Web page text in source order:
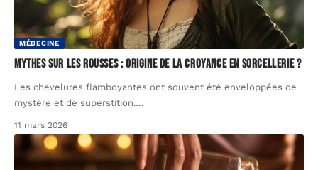
MÉDECINE
Mythes sur les rousses : origine de la croyance en sorcellerie ?
Les chevelures flamboyantes ont souvent été enveloppées de
mystère et de superstition.…
11 mars 2026